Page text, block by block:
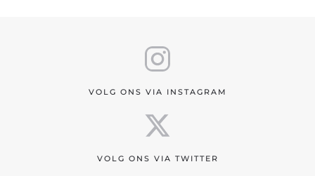
VOLG ONS VIA INSTAGRAM
VOLG ONS VIA TWITTER